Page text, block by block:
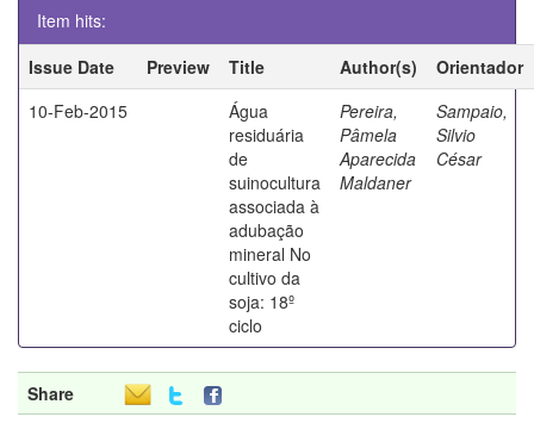
Item hits:
Issue Date
Preview Title Author(s)
Orientador
10-Feb-2015
Água
residuária
de
suinocultura
associada à
adubação
mineral No
cultivo da
soja: 18º
ciclo
Pereira,
Pâmela
Aparecida
Maldaner
Sampaio,
Silvio
César
Share